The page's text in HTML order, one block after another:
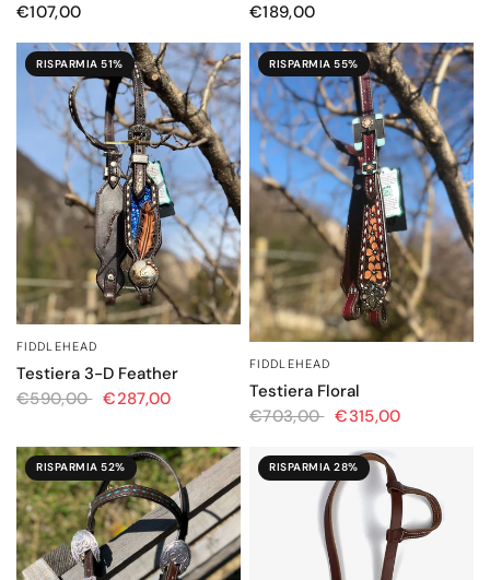
€107,00
€189,00
RISPARMIA 51%
OCCHIATA VELOCE
FIDDLEHEAD
Testiera 3-D Feather
€590,00 €287,00
RISPARMIA 55%
OCCHIATA VELOCE
FIDDLEHEAD
Testiera Floral
€703,00 €315,00
RISPARMIA 52% RISPARMIA 28%